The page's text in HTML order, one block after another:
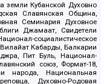
земли Кубанской Духовно
Славянская Община,
Семинария Духовное
Джамаат, Свидетели
социалистическое
Кабарды, Балкарии
Пит Буль, Национал-
союз, Формат-18,
народа, Национальная
Духовно-Родовая